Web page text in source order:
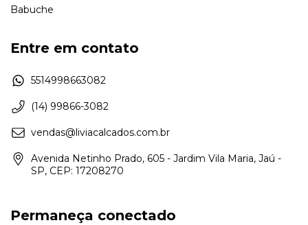
Babuche
Entre em contato
5514998663082
(14) 99866-3082
vendas@liviacalcados.com.br
Avenida Netinho Prado, 605 - Jardim Vila Maria, Jaú -
SP, CEP: 17208270
Permaneça conectado